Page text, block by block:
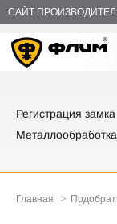
САЙТ
Регистрация замка
Металлообработка
Главная >